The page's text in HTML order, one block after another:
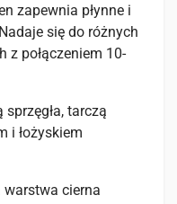
zapewnia płynne i
się do różnych
z połączeniem 10-
tarczą
i łożyskiem
warstwa cierna